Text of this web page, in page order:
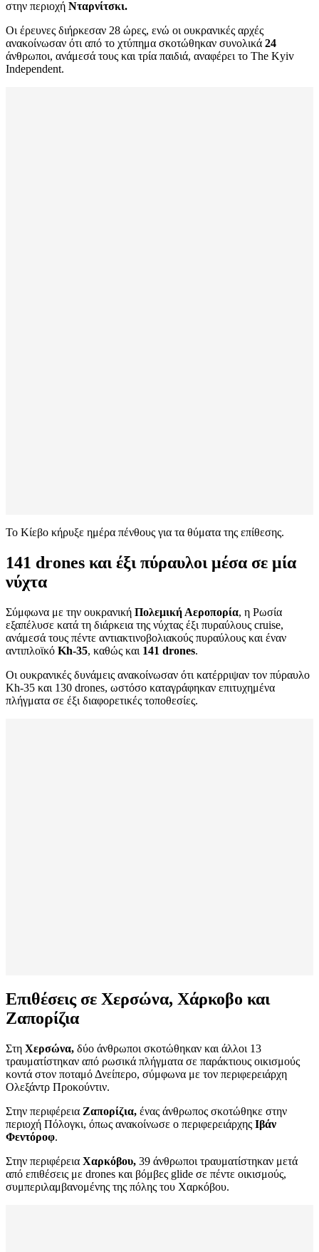
στην περιοχή Νταρνίτσκι.
Οι έρευνες διήρκεσαν 28 ώρες, ενώ οι ουκρανικές αρχές
ανακοίνωσαν ότι από το χτύπημα σκοτώθηκαν συνολικά 24
άνθρωποι, ανάμεσά τους και τρία παιδιά, αναφέρει το The Kyiv
Independent.
Το Κίεβο κήρυξε ημέρα πένθους για τα θύματα της επίθεσης.
141 drones και έξι πύραυλοι μέσα σε μία
νύχτα
Σύμφωνα με την ουκρανική Πολεμική Αεροπορία, η Ρωσία
εξαπέλυσε κατά τη διάρκεια της νύχτας έξι πυραύλους cruise,
ανάμεσά τους πέντε αντιακτινοβολιακούς πυραύλους και έναν
αντιπλοϊκό Kh-35, καθώς και 141 drones.
Οι ουκρανικές δυνάμεις ανακοίνωσαν ότι κατέρριψαν τον πύραυλο
Kh-35 και 130 drones, ωστόσο καταγράφηκαν επιτυχημένα
πλήγματα σε έξι διαφορετικές τοποθεσίες.
Επιθέσεις σε Χερσώνα, Χάρκοβο και
Ζαπορίζια
Στη Χερσώνα, δύο άνθρωποι σκοτώθηκαν και άλλοι 13
τραυματίστηκαν από ρωσικά πλήγματα σε παράκτιους οικισμούς
κοντά στον ποταμό Δνείπερο, σύμφωνα με τον περιφερειάρχη
Ολεξάντρ Προκούντιν.
Στην περιφέρεια Ζαπορίζια, ένας άνθρωπος σκοτώθηκε στην
περιοχή Πόλογκι, όπως ανακοίνωσε ο περιφερειάρχης Ιβάν
Φεντόροφ.
Στην περιφέρεια Χαρκόβου, 39 άνθρωποι τραυματίστηκαν μετά
από επιθέσεις με drones και βόμβες glide σε πέντε οικισμούς,
συμπεριλαμβανομένης της πόλης του Χαρκόβου.